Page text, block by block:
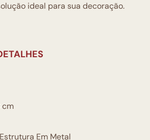
ideal para sua decoração.
cm
Em Metal